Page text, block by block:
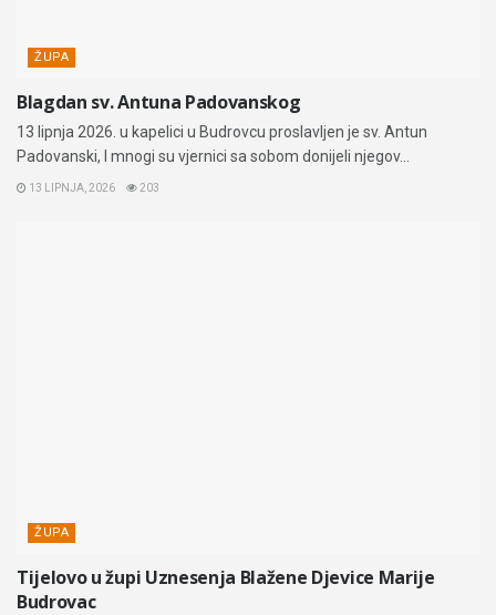
ŽUPA
Blagdan sv. Antuna Padovanskog
13 lipnja 2026. u kapelici u Budrovcu proslavljen je sv. Antun
Padovanski, I mnogi su vjernici sa sobom donijeli njegov...
13 LIPNJA, 2026 203
ŽUPA
Tijelovo u župi Uznesenja Blažene Djevice Marije
Budrovac